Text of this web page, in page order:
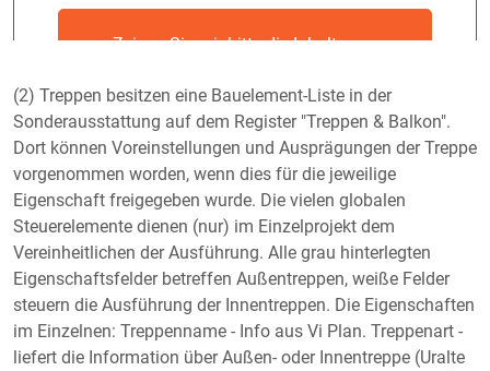
Zeigen Sie mir bitte die Inhalte von
Ich bin damit einverstanden, dass mir Inhalte von
Drittanbietern angezeigt werden. Damit können
personenbezogene Daten an Drittanbieter übermittelt werden.
Je nach Anbieter werden weitere notwendige Cookies der
Anbieter auf meinem Gerät gespeichert. Mehr Informationen
dazu finden Siehier.
(2) Treppen besitzen eine Bauelement-Liste in der
Sonderausstattung auf dem Register "Treppen & Balkon".
Dort können Voreinstellungen und Ausprägungen der Treppe
vorgenommen worden, wenn dies für die jeweilige
Eigenschaft freigegeben wurde. Die vielen globalen
Steuerelemente dienen (nur) im Einzelprojekt dem
Vereinheitlichen der Ausführung. Alle grau hinterlegten
Eigenschaftsfelder betreffen Außentreppen, weiße Felder
steuern die Ausführung der Innentreppen. Die Eigenschaften
im Einzelnen: Treppenname - Info aus Vi Plan. Treppenart -
liefert die Information über Außen- oder Innentreppe (Uralte